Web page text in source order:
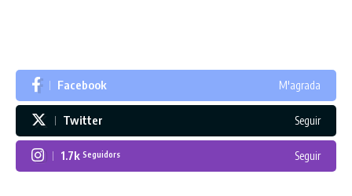
Facebook M'agrada
Twitter Seguir
1.7k Seguidors Seguir